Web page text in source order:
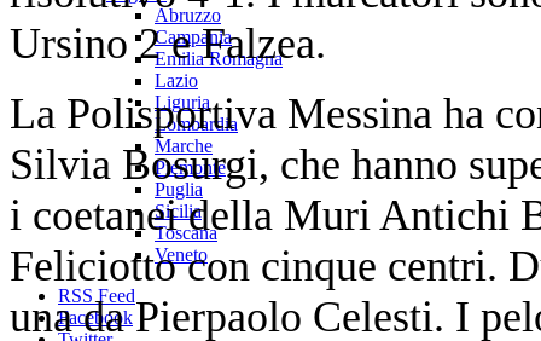
Abruzzo
Campania
Emilia Romagna
Lazio
Liguria
Lombardia
Marche
Piemonte
Puglia
Sicilia
Toscana
Veneto
RSS Feed
Facebook
Ursino 2 e Falzea.
La Polisportiva Messina ha
Silvia Bosurgi, che hanno
i coetanei della Muri Antichi
Feliciotto con cinque centri.
una da Pierpaolo Celesti. I